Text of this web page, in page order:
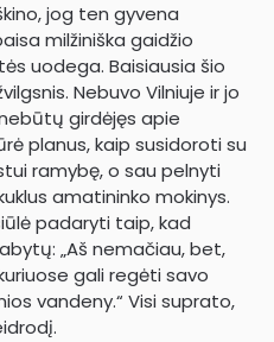
jog ten gyvena
milžiniška gaidžio
uodega. Baisiausia šio
Nebuvo Vilniuje ir jo
girdėjęs apie
planus, kaip susidoroti su
ramybę, o sau pelnyti
amatininko mokinys.
padaryti taip, kad
„Aš nemačiau, bet,
gali regėti savo
vandeny.“ Visi suprato,